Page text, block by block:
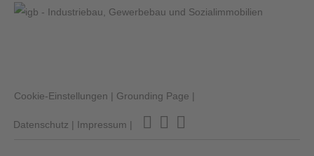
Cookie-Einstellungen | Grounding Page |
Datenschutz | Impressum |